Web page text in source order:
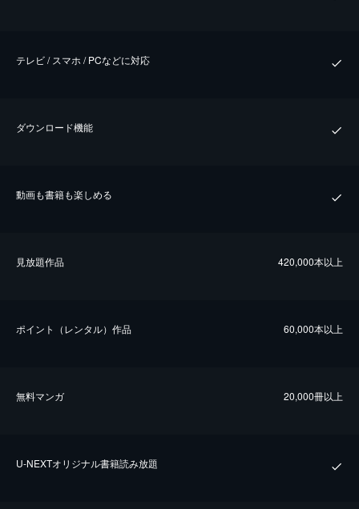
テレビ / スマホ / PCなどに対応
ダウンロード機能
動画も書籍も楽しめる
⾒放題作品 420,000本以上
ポイント（レンタル）作品 60,000本以上
無料マンガ 20,000冊以上
U-NEXTオリジナル書籍読み放題